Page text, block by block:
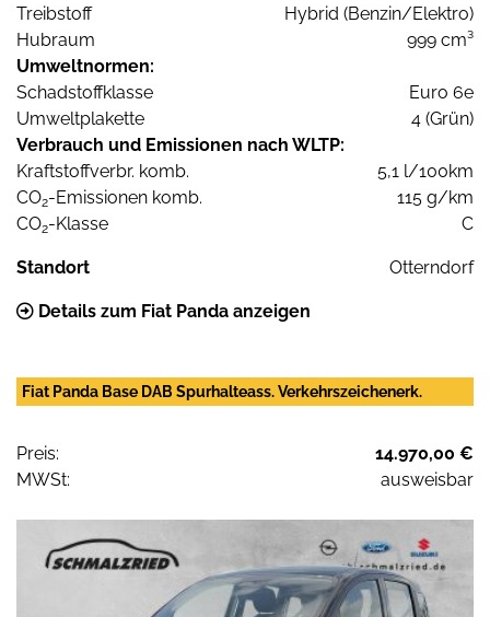
Treibstoff
Hybrid (Benzin/Elektro)
Hubraum
999 cm³
Umweltnormen:
Schadstoffklasse
Euro 6e
Umweltplakette
4 (Grün)
Verbrauch und Emissionen nach WLTP:
Kraftstoffverbr. komb.
5,1 l/100km
CO2-Emissionen komb.
115 g/km
CO2-Klasse C
Standort Otterndorf
Details zum Fiat Panda anzeigen
Fiat Panda Base DAB Spurhalteass. Verkehrszeichenerk.
Preis:
14.970,00 €
MWSt:
ausweisbar